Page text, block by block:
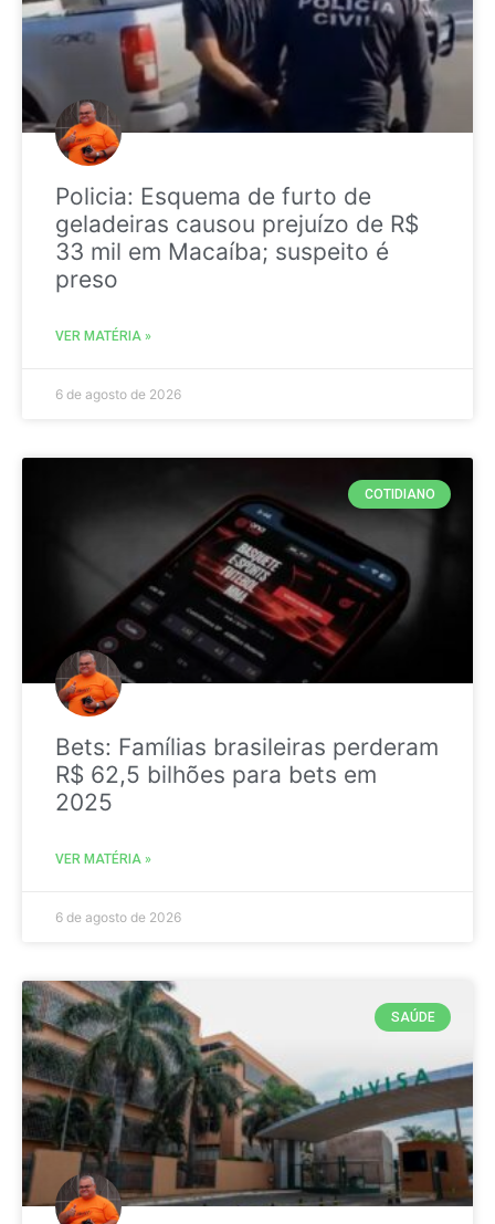
Policia: Esquema de furto de
geladeiras causou prejuízo de R$
33 mil em Macaíba; suspeito é
preso
VER MATÉRIA »
6 de agosto de 2026
COTIDIANO
Bets: Famílias brasileiras perderam
R$ 62,5 bilhões para bets em
2025
VER MATÉRIA »
6 de agosto de 2026
SAÚDE